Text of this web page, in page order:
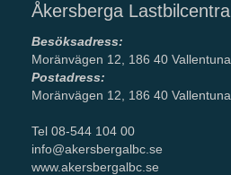
Åkersberga Lastbilcentral
Besöksadress:
Moränvägen 12, 186 40 Vallentuna
Postadress:
Moränvägen 12, 186 40 Vallentuna
Tel 08-544 104 00
info@akersbergalbc.se
www.akersbergalbc.se